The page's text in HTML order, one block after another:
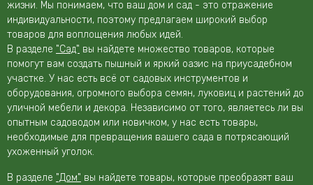
жизни. Мы понимаем, что ваш дом и сад - это отражение
индивидуальности, поэтому предлагаем широкий выбор
товаров для воплощения любых идей.
В разделе "Сад" вы найдете множество товаров, которые
помогут вам создать пышный и яркий оазис на приусадебном
участке. У нас есть всё от садовых инструментов и
оборудования, огромного выбора семян, луковиц и растений до
уличной мебели и декора. Независимо от того, являетесь ли вы
опытным садоводом или новичком, у нас есть товары,
необходимые для превращения вашего сада в потрясающий
ухоженный уголок.
В разделе "Дом" вы найдете товары, которые преобразят ваш